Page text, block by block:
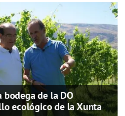
bodega de la DO
ecológico de la Xunta